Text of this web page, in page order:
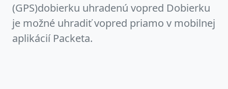
(GPS)dobierku uhradenú vopred Dobierku
je možné uhradiť vopred priamo v mobilnej
aplikácií Packeta.